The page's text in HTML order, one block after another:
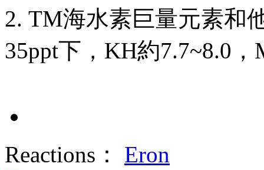
2. TM海水素巨量元素和
35ppt下，KH約7.7~8.0
Reactions：
Eron